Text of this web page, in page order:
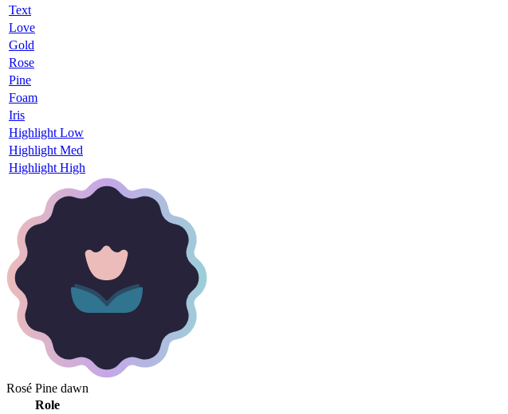
Text
Love
Gold
Rose
Pine
Foam
Iris
Highlight Low
Highlight Med
Highlight High
Rosé Pine dawn
Role